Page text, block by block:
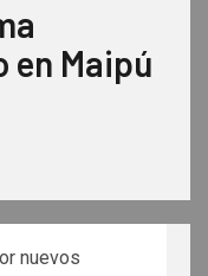
en Maipú
nuevos